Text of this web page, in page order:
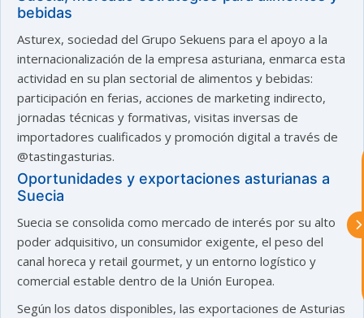
bebidas
Asturex, sociedad del Grupo Sekuens para el apoyo a la
internacionalización de la empresa asturiana, enmarca esta
actividad en su plan sectorial de alimentos y bebidas:
participación en ferias, acciones de marketing indirecto,
jornadas técnicas y formativas, visitas inversas de
importadores cualificados y promoción digital a través de
@tastingasturias.
Oportunidades y exportaciones asturianas a
Suecia
Suecia se consolida como mercado de interés por su alto
poder adquisitivo, un consumidor exigente, el peso del
canal horeca y retail gourmet, y un entorno logístico y
comercial estable dentro de la Unión Europea.
Según los datos disponibles, las exportaciones de Asturias
astu
exportar importa
¡Hola, soy Astu
Estoy aquí para
ayudarte con la internacionalización de
tu empresa e informarte sobre los
eventos y actividades que lleva a cabo
Asturex.
aceptas nuestrapolítica de privacidad
¿En que te puedo ayudar hoy?